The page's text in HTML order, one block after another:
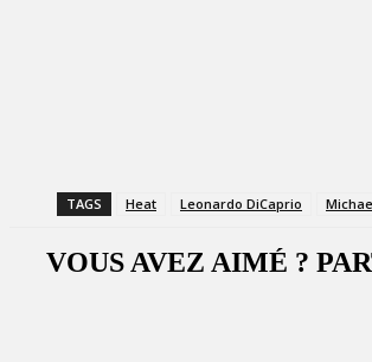
TAGS Heat Leonardo DiCaprio
VOUS AVEZ AIMÉ ?